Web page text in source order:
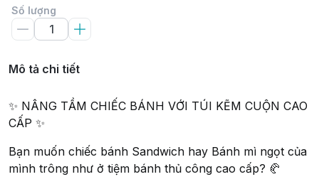
Số lượng
Mô tả chi tiết
✨ NÂNG TẦM CHIẾC BÁNH VỚI TÚI KẼM CUỘN CAO
CẤP ✨
Bạn muốn chiếc bánh Sandwich hay Bánh mì ngọt của
mình trông như ở tiệm bánh thủ công cao cấp? 🥐